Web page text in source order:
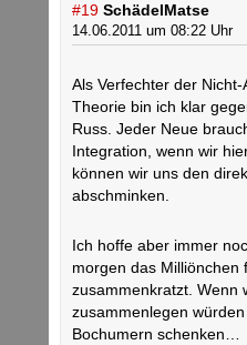
#19 SchädelMatse
14.06.2011 um 08:22 Uhr
Als Verfechter der
Theorie bin ich klar
Russ. Jeder Neue
Integration, wenn wir
können wir uns den
abschminken.
Ich hoffe aber immer
morgen das Milliönchen
zusammenkratzt. Wenn
zusammenlegen
Bochumern schenken…